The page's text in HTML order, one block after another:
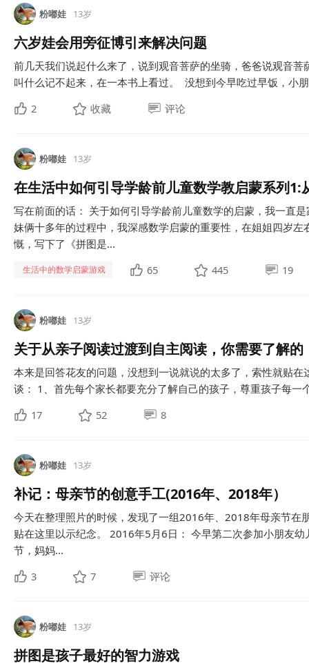
粉嘟娃 13岁
六岁娃会用旁征博引来解决问题
前几天我们说起什么来了，说到观音菩萨的坐骑，爸爸说观音
叫什么记不起来，在一本书上看过。 没想到今早吃过早饭，小
2
收藏 评论
粉嘟娃 13岁
在生活中如何引导学龄前儿童数学教启蒙系列1:
写在前面的话： 关于如何引导学龄前儿童数学的启蒙，我一直
妹俩十多年的过程中，我深感数学启蒙的重要性，在姐姐四岁
慨，写下了《拼图是...
生活中的数学启蒙游戏 65 445 19
粉嘟娃 13岁
关于从亲子阅读过渡到自主阅读，你需要了解的
本来是回答花友的问题，没想到一说就说的太多了，索性就贴
谈： 1、首先每个家长都要充分了解自己的孩子，尊重孩子每一
17
52 8
粉嘟娃 13岁
补记：母亲节的创意手工(2016年、2018年）
今天在整理照片的时候，发现了一组2016年、2018年母亲节在
贴在这里以示纪念。 2016年5月6日： 今早第二次参加小朋友
节，妈妈...
3
7 评论
粉嘟娃 13岁
拼图是孩子最好的智力游戏